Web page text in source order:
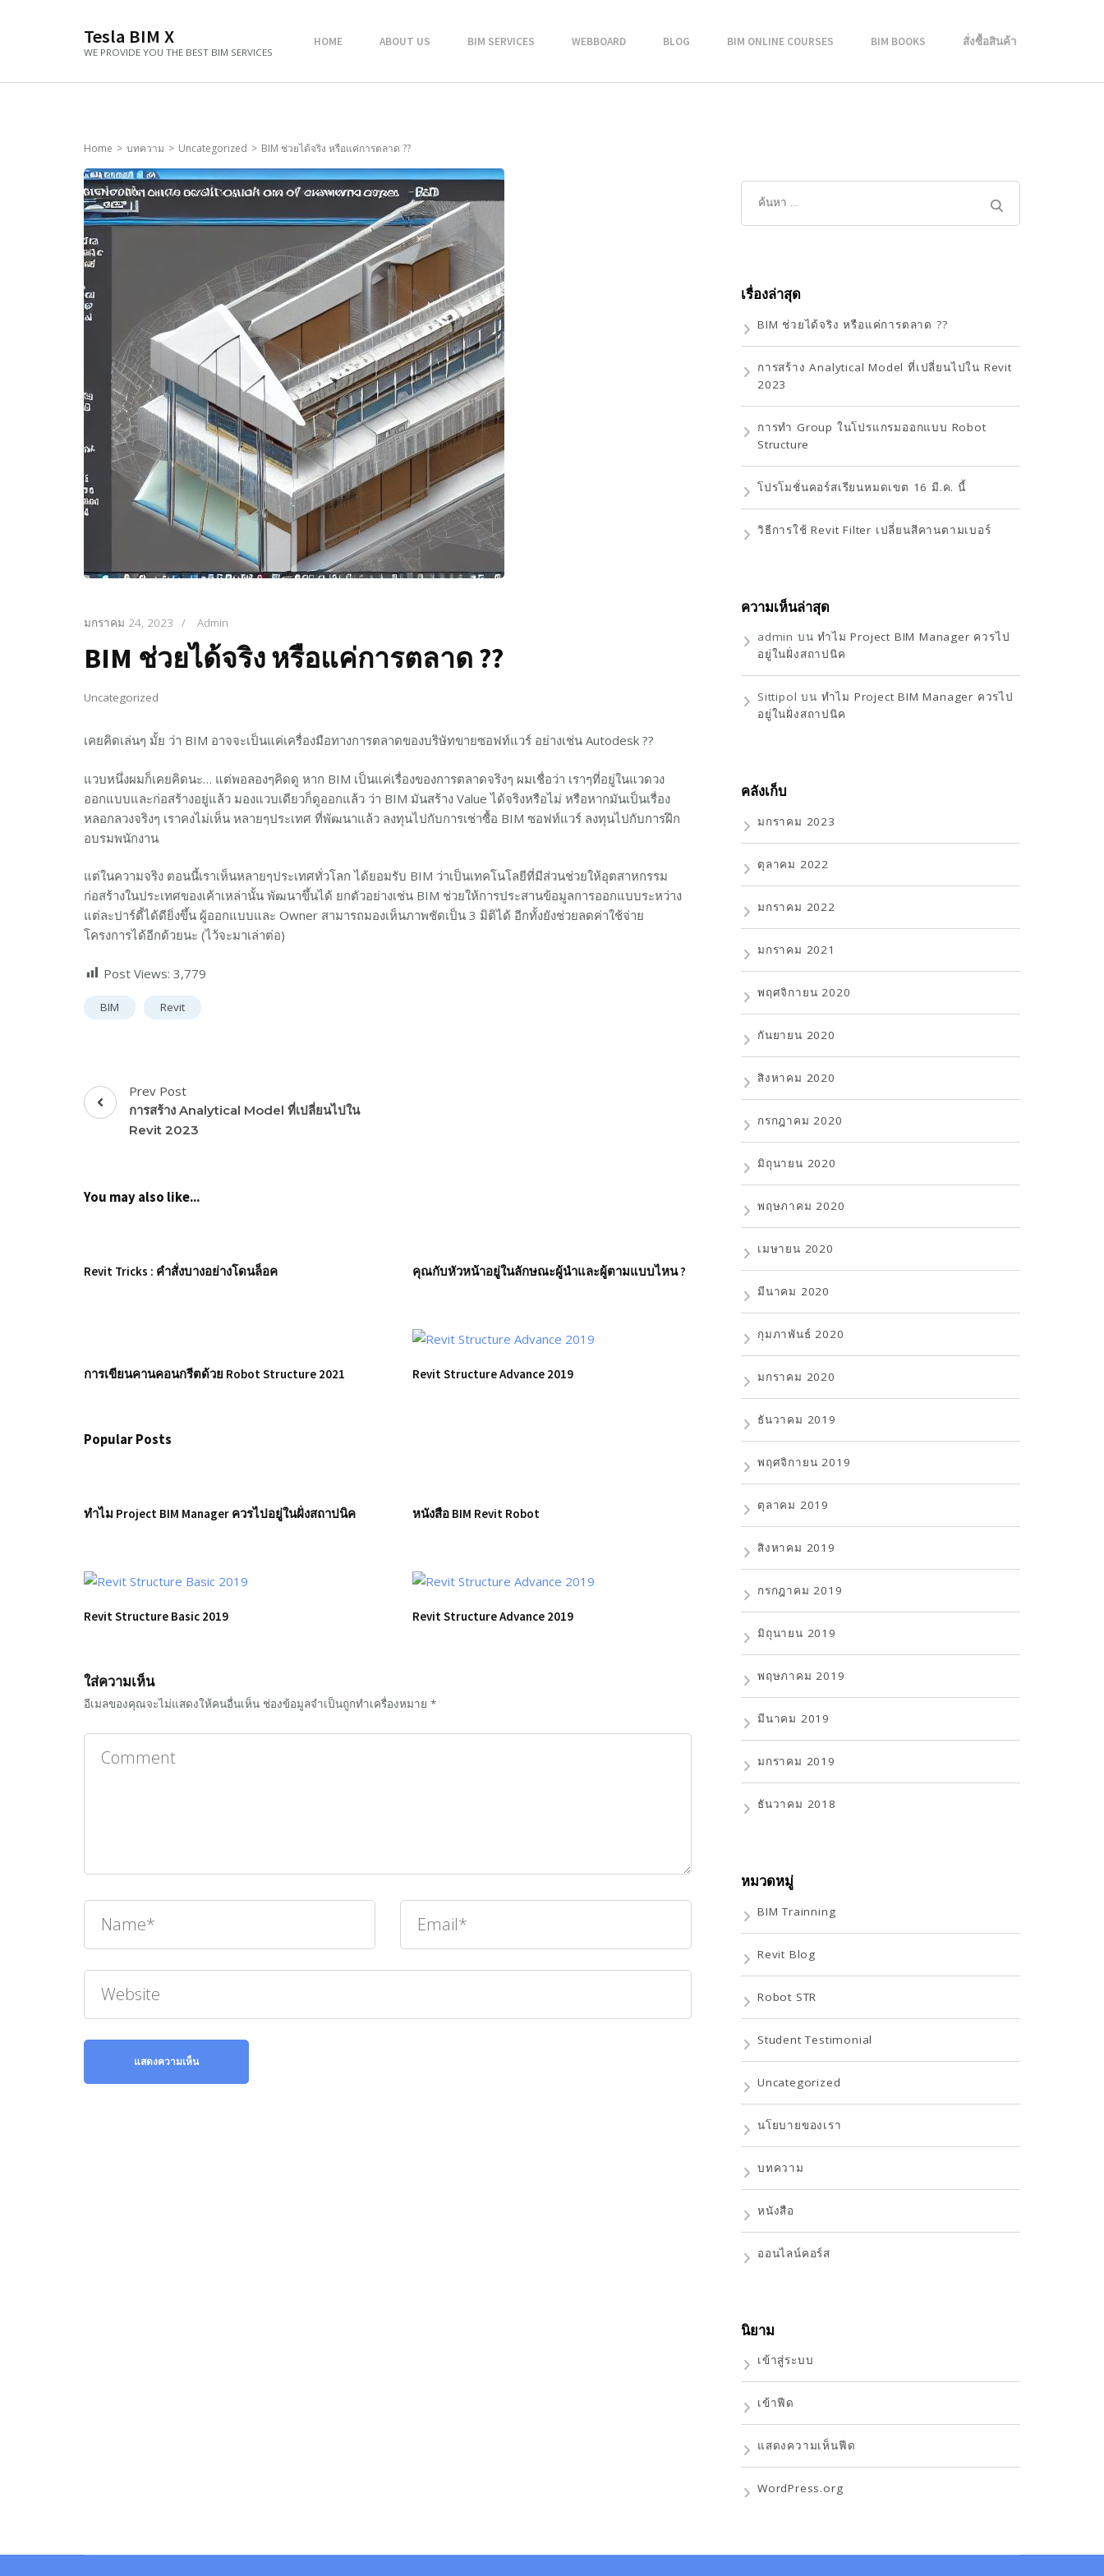
Tesla BIM X
WE PROVIDE YOU THE BEST BIM SERVICES
HOME ABOUT US BIM SERVICES WEBBOARD BLOG BIM ONLINE COURSES BIM BOOKS สั่งซื้อสินค้า
Home > บทความ > Uncategorized > BIM ช่วยได้จริง หรือแค่การตลาด ??
มกราคม 24, 2023 / Admin
BIM ช่วยได้จริง หรือแค่การตลาด ??
Uncategorized
เคยคิดเล่นๆ มั้ย ว่า BIM อาจจะเป็นแค่เครื่องมือทางการตลาดของบริษัทขายซอฟท์แวร์ อย่างเช่น Autodesk ??
แวบหนึ่งผมก็เคยคิดนะ… แต่พอลองๆคิดดู หาก BIM เป็นแค่เรื่องของการตลาดจริงๆ ผมเชื่อว่า เราๆที่อยู่ในแวดวง
ออกแบบและก่อสร้างอยู่แล้ว มองแวบเดียวก็ดูออกแล้ว ว่า BIM มันสร้าง Value ได้จริงหรือไม่ หรือหากมันเป็นเรื่อง
หลอกลวงจริงๆ เราคงไม่เห็น หลายๆประเทศ ที่พัฒนาแล้ว ลงทุนไปกับการเช่าซื้อ BIM ซอฟท์แวร์ ลงทุนไปกับการฝึก
อบรมพนักงาน
แต่ในความจริง ตอนนี้เราเห็นหลายๆประเทศทั่วโลก ได้ยอมรับ BIM ว่าเป็นเทคโนโลยีที่มีส่วนช่วยให้อุตสาหกรรม
ก่อสร้างในประเทศของเค้าเหล่านั้น พัฒนาขึ้นได้ ยกตัวอย่างเช่น BIM ช่วยให้การประสานข้อมูลการออกแบบระหว่าง
แต่ละปาร์ตี้ได้ดียิ่งขึ้น ผู้ออกแบบและ Owner สามารถมองเห็นภาพชัดเป็น 3 มิติได้ อีกทั้งยังช่วยลดค่าใช้จ่าย
โครงการได้อีกด้วยนะ (ไว้จะมาเล่าต่อ)
Post Views: 3,779
BIM Revit
Prev Post
การสร้าง Analytical Model ที่เปลี่ยนไปใน
Revit 2023
You may also like...
Revit Tricks : คำสั่งบางอย่างโดนล็อค คุณกับหัวหน้าอยู่ในลักษณะผู้นำและผู้ตามแบบไหน ?
การเขียนคานคอนกรีตด้วย Robot Structure 2021 Revit Structure Advance 2019
Popular Posts
ทำไม Project BIM Manager ควรไปอยู่ในฝั่งสถาปนิค หนังสือ BIM Revit Robot
Revit Structure Basic 2019 Revit Structure Advance 2019
ใส่ความเห็น
อีเมลของคุณจะไม่แสดงให้คนอื่นเห็น ช่องข้อมูลจำเป็นถูกทำเครื่องหมาย *
เรื่องล่าสุด
BIM ช่วยได้จริง หรือแค่การตลาด ??
การสร้าง Analytical Model ที่เปลี่ยนไปใน Revit
2023
การทำ Group ในโปรแกรมออกแบบ Robot
Structure
โปรโมชั่นคอร์สเรียนหมดเขต 16 มี.ค. นี้
วิธีการใช้ Revit Filter เปลี่ยนสีคานตามเบอร์
ความเห็นล่าสุด
admin บนทำไม Project BIM Manager ควรไป
อยู่ในฝั่งสถาปนิค
Sittipol บน ทำไม Project BIM Manager ควรไป
อยู่ในฝั่งสถาปนิค
คลังเก็บ
มกราคม 2023
ตุลาคม 2022
มกราคม 2022
มกราคม 2021
พฤศจิกายน 2020
กันยายน 2020
สิงหาคม 2020
กรกฎาคม 2020
มิถุนายน 2020
พฤษภาคม 2020
เมษายน 2020
มีนาคม 2020
กุมภาพันธ์ 2020
มกราคม 2020
ธันวาคม 2019
พฤศจิกายน 2019
ตุลาคม 2019
สิงหาคม 2019
กรกฎาคม 2019
มิถุนายน 2019
พฤษภาคม 2019
มีนาคม 2019
มกราคม 2019
ธันวาคม 2018
หมวดหมู่
BIM Trainning
Revit Blog
Robot STR
Student Testimonial
Uncategorized
นโยบายของเรา
บทความ
หนังสือ
ออนไลน์คอร์ส
นิยาม
เข้าสู่ระบบ
เข้าฟีด
แสดงความเห็นฟีด
WordPress.org